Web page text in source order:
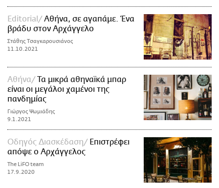
Editorial
Αθήνα, σε αγαπάμε. Ένα
βράδυ στον Αρχάγγελο
Στάθης Τσαγκαρουσιάνος
11.10.2021
Αθήνα
Τα μικρά αθηναϊκά μπαρ
είναι οι μεγάλοι χαμένοι της
πανδημίας
Γιώργος Ψωμιάδης
9.1.2021
Οδηγός Διασκέδαση
Επιστρέφει
απόψε ο Αρχάγγελος
The LiFO team
17.9.2020